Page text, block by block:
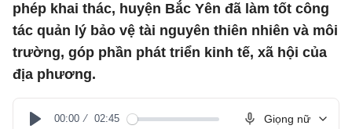
phép khai thác, huyện Bắc Yên đã làm tốt công
tác quản lý bảo vệ tài nguyên thiên nhiên và môi
trường, góp phần phát triển kinh tế, xã hội của
địa phương.
00:00 02:45 Giọng nữ